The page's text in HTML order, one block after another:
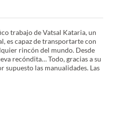
trabajo de Vatsal Kataria, un
es capaz de transportarte con
rincón del mundo. Desde
recóndita… Todo, gracias a su
las manualidades. Las